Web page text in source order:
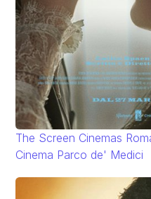
The Screen Cinemas
Cinema Parco de' Medici